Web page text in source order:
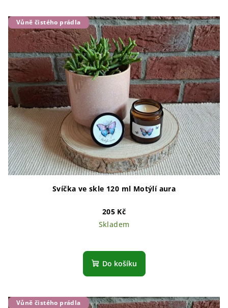
Vůně čistého prádla
Svíčka ve skle 120 ml Motýlí aura
205 Kč
Skladem
Do košíku
Vůně čistého prádla